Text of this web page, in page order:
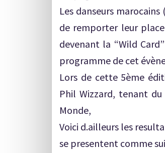
Les danseurs
de remporter leur
devenant la “Wild
programme de cet
Lors de cette 5ème
Phil Wizzard, tenant
Monde,
Voici d.ailleurs les
se presentent comme